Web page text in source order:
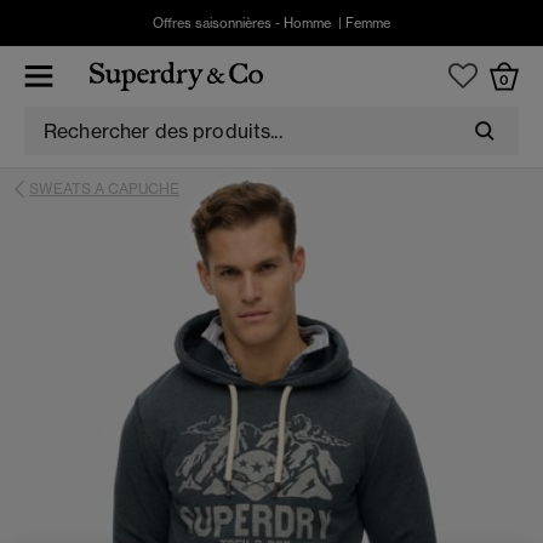
Offres saisonnières - Homme Femme
0
SWEATS A CAPUCHE